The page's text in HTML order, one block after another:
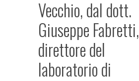
Vecchio, dal dott.
Giuseppe Fabretti,
direttore del
laboratorio di